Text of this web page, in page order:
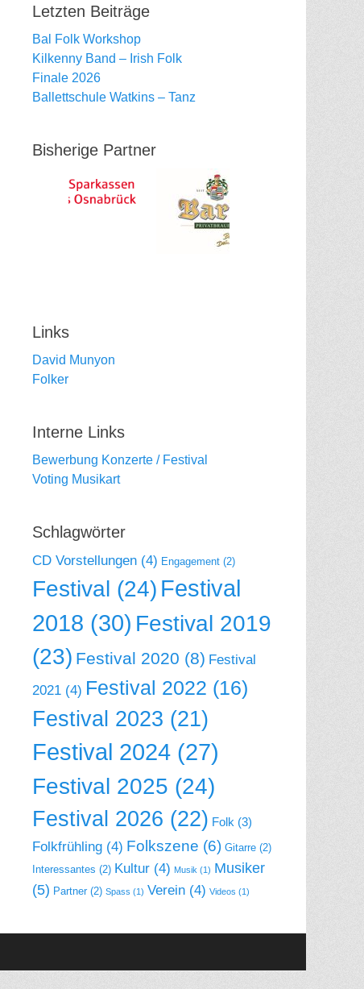
Letzten Beiträge
Bal Folk Workshop
Kilkenny Band – Irish Folk
Finale 2026
Ballettschule Watkins – Tanz
Bisherige Partner
Links
David Munyon
Folker
Interne Links
Bewerbung Konzerte / Festival
Voting Musikart
Schlagwörter
CD Vorstellungen (4) Engagement (2)
Festival (24) Festival
2018 (30) Festival 2019
(23) Festival 2020 (8) Festival
2021 (4) Festival 2022 (16)
Festival 2023 (21)
Festival 2024 (27)
Festival 2025 (24)
Festival 2026 (22) Folk (3)
Folkfrühling (4) Folkszene (6) Gitarre (2)
Interessantes (2) Kultur (4) Musik (1) Musiker
(5) Partner(2) Spass (1) Verein (4) Videos (1)